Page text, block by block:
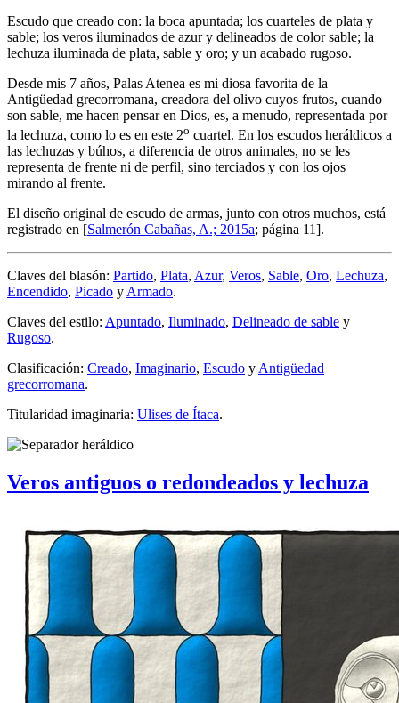
Escudo que creado con: la boca apuntada; los cuarteles de plata y
sable; los veros iluminados de azur y delineados de color sable; la
lechuza iluminada de plata, sable y oro; y un acabado rugoso.
Desde mis 7 años, Palas Atenea es mi diosa favorita de la
Antigüedad grecorromana, creadora del olivo cuyos frutos, cuando
son sable, me hacen pensar en Dios, es, a menudo, representada por
la lechuza, como lo es en este 2o cuartel. En los escudos heráldicos a
las lechuzas y búhos, a diferencia de otros animales, no se les
representa de frente ni de perfil, sino terciados y con los ojos
mirando al frente.
El diseño original de escudo de armas, junto con otros muchos, está
registrado en [Salmerón Cabañas, A.; 2015a; página 11].
Claves del blasón: Partido, Plata, Azur, Veros, Sable, Oro, Lechuza,
Encendido, Picado yArmado.
Claves del estilo: Apuntado, Iluminado, Delineado de sable y
Rugoso.
Clasificación: Creado, Imaginario, Escudo yAntigüedad
grecorromana.
Titularidad imaginaria: Ulises de Ítaca.
Veros antiguos o redondeados y lechuza